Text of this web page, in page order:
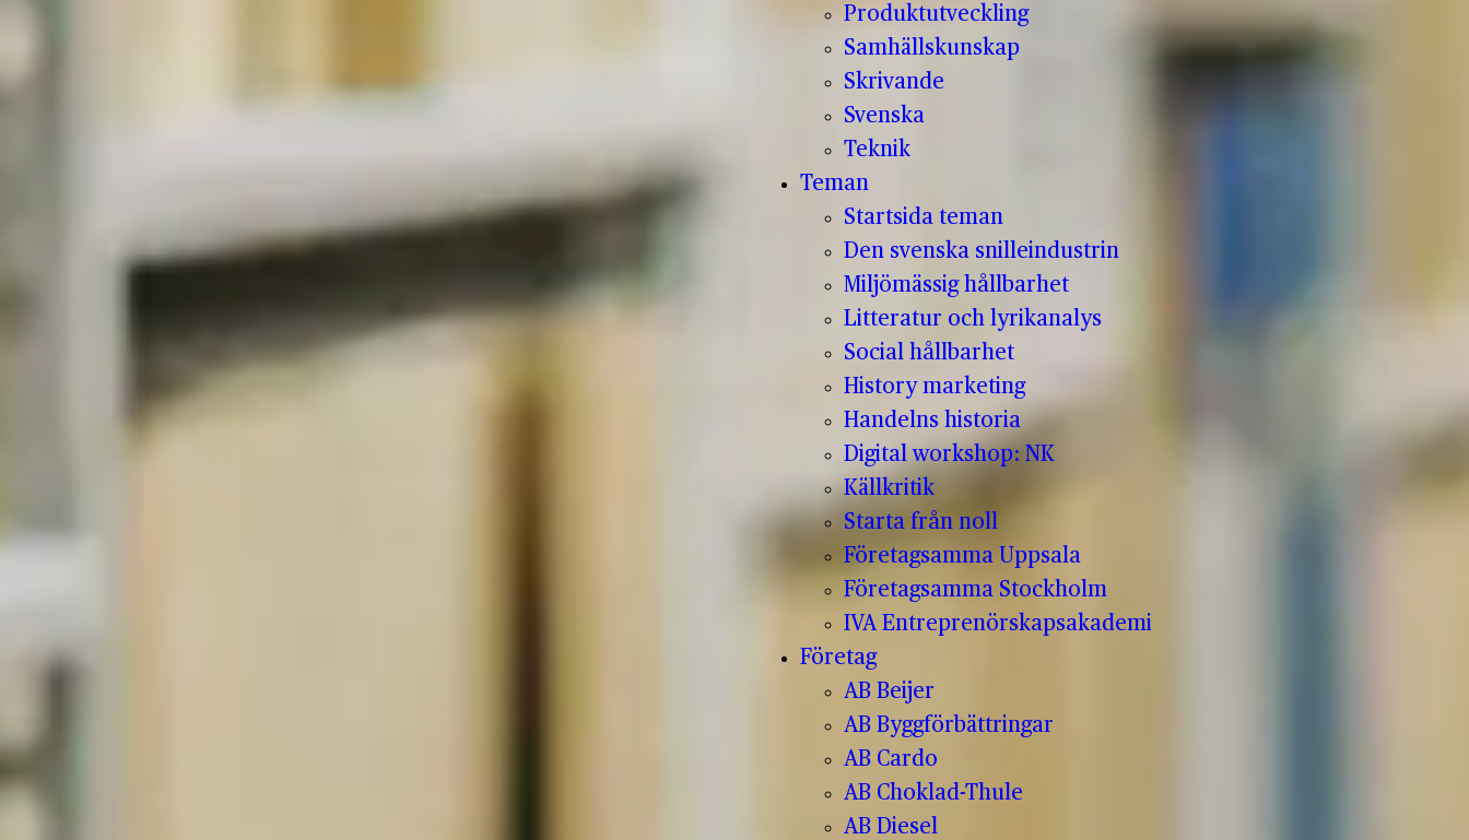
Produktutveckling
Samhällskunskap
Skrivande
Svenska
Teknik
Teman
Startsida teman
Den svenska snilleindustrin
Miljömässig hållbarhet
Litteratur och lyrikanalys
Social hållbarhet
History marketing
Handelns historia
Digital workshop: NK
Källkritik
Starta från noll
Företagsamma Uppsala
Företagsamma Stockholm
IVA Entreprenörskapsakademi
Företag
AB Beijer
AB Byggförbättringar
AB Cardo
AB Choklad-Thule
AB Diesel